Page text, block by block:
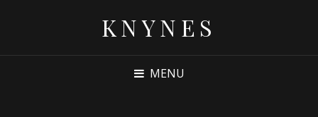
KNYNES
MENU